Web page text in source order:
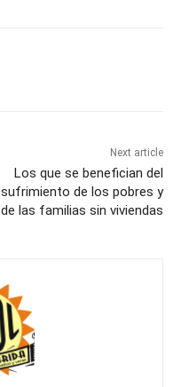
Next article
Los que se benefician del
sufrimiento de los pobres y
de las familias sin viviendas